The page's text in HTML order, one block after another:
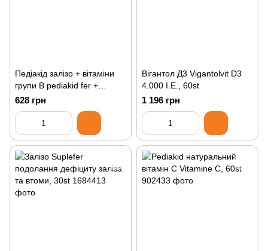
Педіакід залізо + вітаміни
групи В pediakid fer +
vitamines b, 125ml
628 грн
Вігантол Д3 Vigantolvit D3
4.000 I.E., 60st
1 196 грн